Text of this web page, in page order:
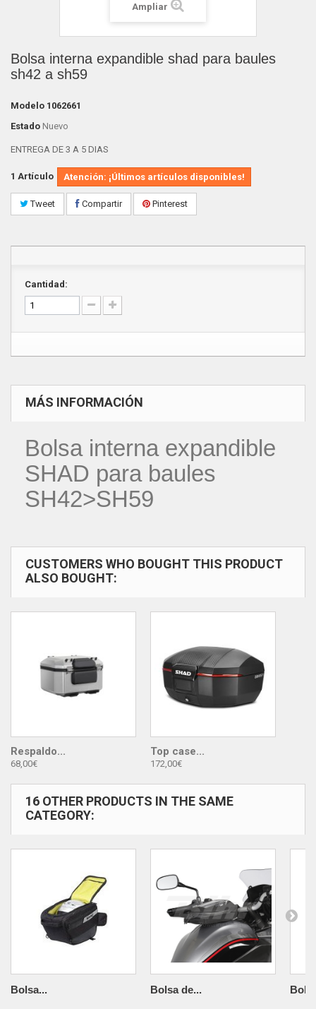
Ampliar
Bolsa interna expandible shad para baules
sh42 a sh59
Modelo 1062661
Estado Nuevo
ENTREGA DE 3 A 5 DIAS
1 Artículo Atención: ¡Últimos artículos disponibles!
Tweet Compartir Pinterest
Cantidad:
MÁS INFORMACIÓN
Bolsa interna expandible
SHAD para baules
SH42>SH59
CUSTOMERS WHO BOUGHT THIS PRODUCT
ALSO BOUGHT:
Respaldo...
68,00€
Top case...
172,00€
16 OTHER PRODUCTS IN THE SAME
CATEGORY:
Bolsa... Bolsa de...